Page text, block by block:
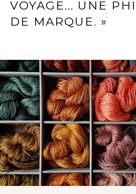
VOYAGE... UNE
DE MARQUE. »